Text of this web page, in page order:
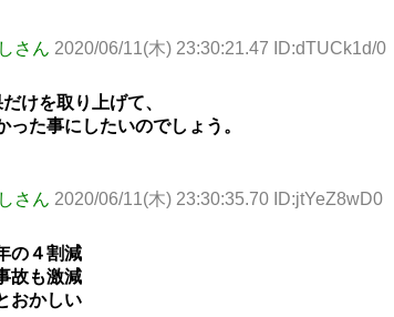
さん 2020/06/11(木) 23:30:21.47 ID:dTUCk1d/0
けを取り上げて、
た事にしたいのでしょう。
さん 2020/06/11(木) 23:30:35.70 ID:jtYeZ8wD0
の４割減
故も激減
おかしい